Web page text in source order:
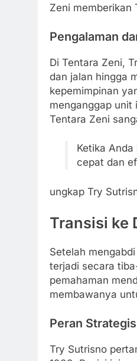
Zeni memberikan
Pengalaman
Di Tentara Zeni,
dan jalan hingga
kepemimpinan
menganggap unit
Tentara Zeni
Ketika
cepat dan
ungkap Try
Transisi ke
Setelah
terjadi secara
pemahaman
membawanya
Peran
Try Sutrisno